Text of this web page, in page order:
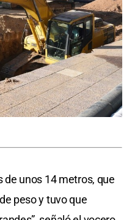
de unos 14 metros, que
peso y tuvo que